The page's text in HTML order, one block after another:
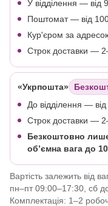
У відділення — від
Поштомат — від
Кур'єром за
Строк доставки —
«Укрпошта»
До відділення —
Строк доставки —
Безкоштовно
об’ємна вага до 10
Вартість залежить від
пн–пт 09:00–17:30, сб
Комплектація: 1–2